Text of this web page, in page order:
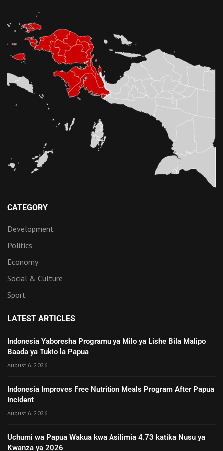
CATEGORY
Development
Politics
Economy
Social & Culture
Sport
LATEST ARTICLES
Indonesia Yaboresha Programu ya Milo ya Lishe Bila Malipo
Baada ya Tukio la Papua
August 6, 2026
Indonesia Improves Free Nutrition Meals Program After Papua
Incident
August 6, 2026
Uchumi wa Papua Wakua kwa Asilimia 4.73 katika Nusu ya
Kwanza ya 2026